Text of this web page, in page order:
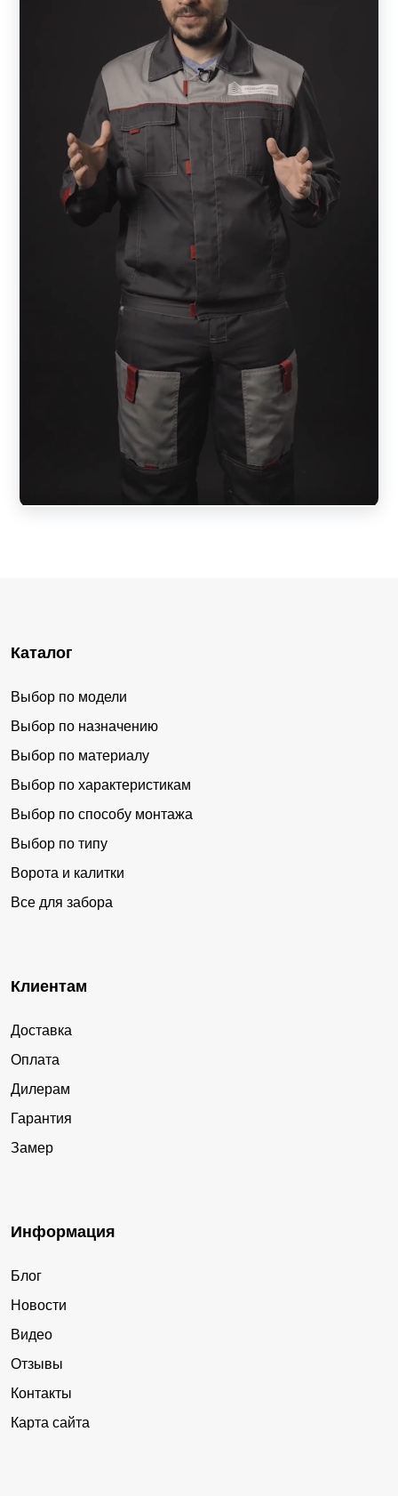
Каталог
Выбор по модели
Выбор по назначению
Выбор по материалу
Выбор по характеристикам
Выбор по способу монтажа
Выбор по типу
Ворота и калитки
Все для забора
Клиентам
Доставка
Оплата
Дилерам
Гарантия
Замер
Информация
Блог
Новости
Видео
Отзывы
Контакты
Карта сайта